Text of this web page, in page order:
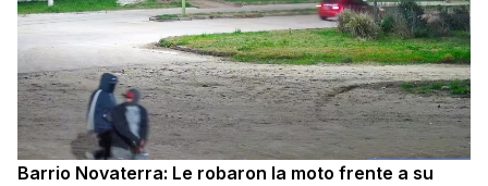
Barrio Novaterra: Le robaron la moto frente a su